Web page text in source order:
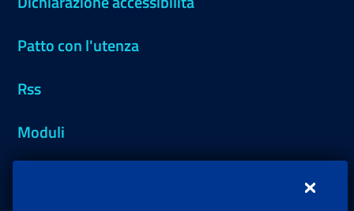
Patto con l'utenza
Rss
Moduli